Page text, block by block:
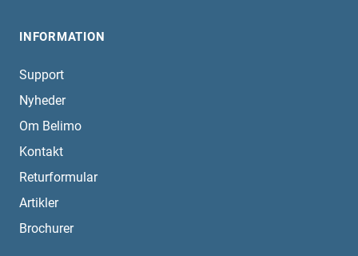
INFORMATION
Support
Nyheder
Om Belimo
Kontakt
Returformular
Artikler
Brochurer